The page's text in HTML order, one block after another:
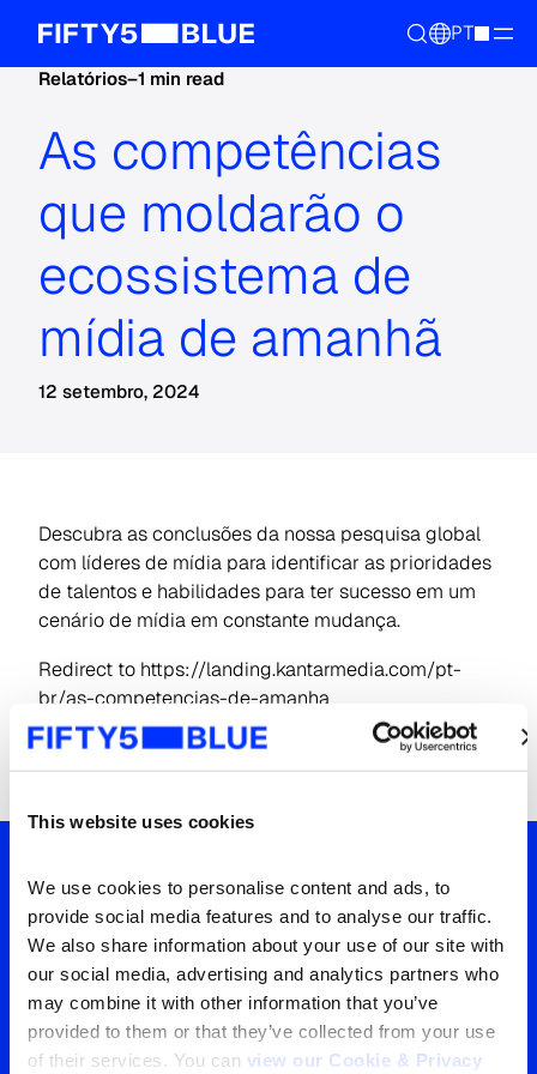
This website uses cookies
We use cookies to personalise content and ads, to
provide social media features and to analyse our traffic.
We also share information about your use of our site with
our social media, advertising and analytics partners who
may combine it with other information that you’ve
provided to them or that they’ve collected from your use
of their services. You can view our Cookie & Privacy
PT
Relatórios–1 min read
As competências
que moldarão o
ecossistema de
mídia de amanhã
12 setembro, 2024
Descubra as conclusões da nossa pesquisa global
com líderes de mídia para identificar as prioridades
de talentos e habilidades para ter sucesso em um
cenário de mídia em constante mudança.
Redirect to https://landing.kantarmedia.com/pt-
br/as-competencias-de-amanha
Sua janela para o que o
mundo está vendo
Entre em contato para uma
visão clara da sua